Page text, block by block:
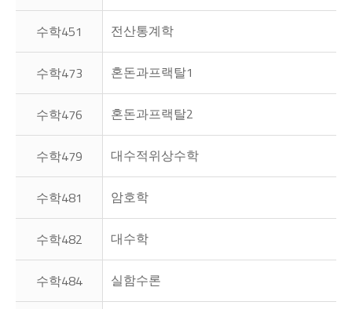
수학451 전산통계학
수학473 혼돈과프랙탈1
수학476 혼돈과프랙탈2
수학479 대수적위상수학
수학481 암호학
수학482 대수학
수학484 실함수론